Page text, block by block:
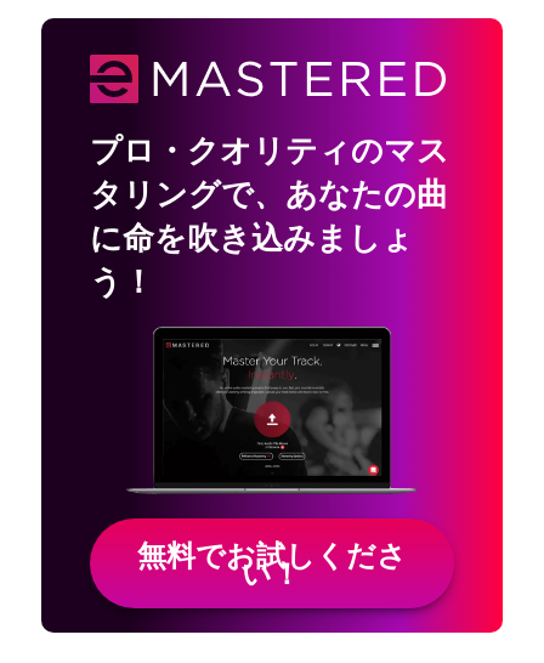
プロ・クオリティのマス
タリングで、 あなたの曲
に命を吹き込みましょ
う！
無料でお試しくださ
い！